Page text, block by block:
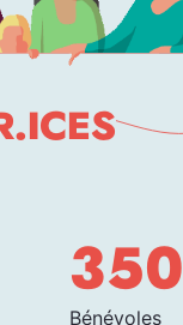
350
Bénévoles